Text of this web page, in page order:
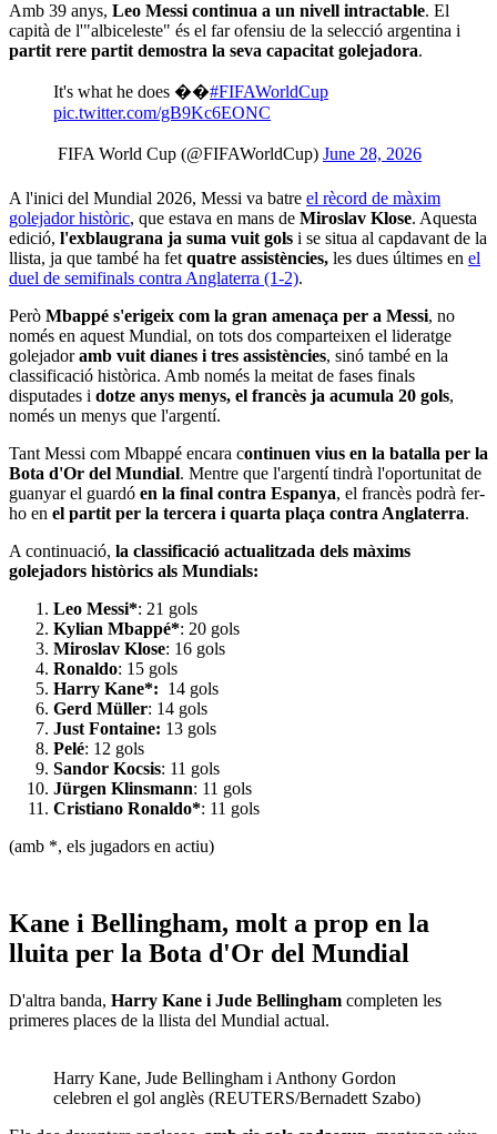
Amb 39 anys, Leo Messi continua a un nivell intractable. El
capità de l'"albiceleste" és el far ofensiu de la selecció argentina i
partit rere partit demostra la seva capacitat golejadora.
It's what he does ��#FIFAWorldCup
pic.twitter.com/gB9Kc6EONC
 FIFA World Cup (@FIFAWorldCup) June 28, 2026
A l'inici del Mundial 2026, Messi va batre el rècord de màxim
golejador històric, que estava en mans de Miroslav Klose. Aquesta
edició, l'exblaugrana ja suma vuit gols i se situa al capdavant de la
llista, ja que també ha fet quatre assistències, les dues últimes en el
duel de semifinals contra Anglaterra (1-2).
Però Mbappé s'erigeix com la gran amenaça per a Messi, no
només en aquest Mundial, on tots dos comparteixen el lideratge
golejadoramb vuit dianes i tres assistències, sinó també en la
classificació històrica. Amb només la meitat de fases finals
disputades i dotze anys menys, el francès ja acumula 20 gols,
només un menys que l'argentí.
Tant Messi com Mbappé encara continuen vius en la batalla per la
Bota d'Or del Mundial. Mentre que l'argentí tindrà l'oportunitat de
guanyar el guardó en la final contra Espanya, el francès podrà fer-
ho en el partit per la tercera i quarta plaça contra Anglaterra.
A continuació, la classificació actualitzada dels màxims
golejadors històrics als Mundials:
Leo Messi*: 21 gols
Kylian Mbappé*: 20 gols
Miroslav Klose: 16 gols
Ronaldo: 15 gols
Harry Kane*: 14 gols
Gerd Müller: 14 gols
Just Fontaine: 13 gols
Pelé: 12 gols
Sandor Kocsis: 11 gols
Jürgen Klinsmann: 11 gols
Cristiano Ronaldo*: 11 gols
(amb *, els jugadors en actiu)
Kane i Bellingham, molt a prop en la
lluita per la Bota d'Or del Mundial
D'altra banda, Harry Kane i Jude Bellingham completen les
primeres places de la llista del Mundial actual.
Harry Kane, Jude Bellingham i Anthony Gordon
celebren el gol anglès (REUTERS/Bernadett Szabo)